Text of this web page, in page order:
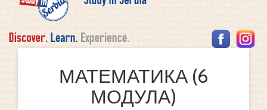
МАТЕМАТИКА (6
МОДУЛА)